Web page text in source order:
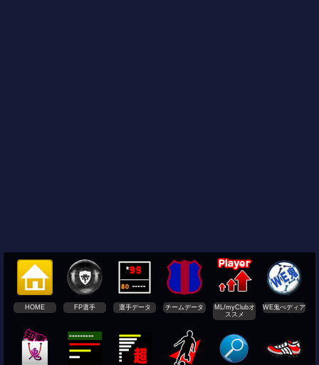
HOME FP選手 選手データ チームデータ
ML/myClubオ
ススメ
WE鬼ぺディア